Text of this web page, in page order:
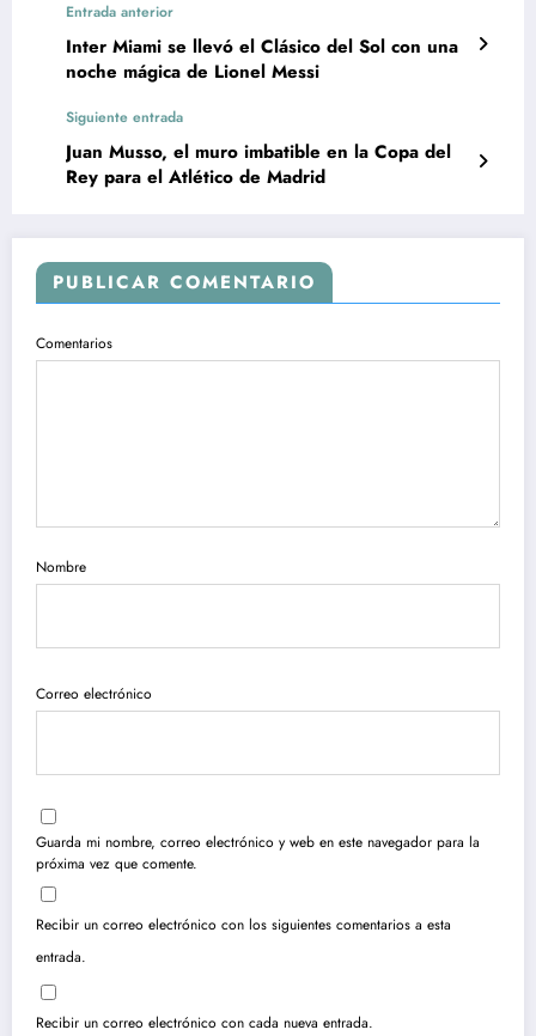
Entrada anterior
Inter Miami se llevó el Clásico del Sol con una
noche mágica de Lionel Messi
Siguiente entrada
Juan Musso, el muro imbatible en la Copa del
Rey para el Atlético de Madrid
PUBLICAR COMENTARIO
Comentarios
Nombre
Correo electrónico
Guarda mi nombre, correo electrónico y web en este navegador para la
próxima vez que comente.
Recibir un correo electrónico con los siguientes comentarios a esta
entrada.
Recibir un correo electrónico con cada nueva entrada.